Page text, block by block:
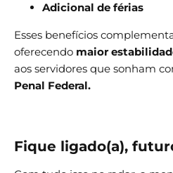
Adicional de férias
Esses benefícios
oferecendo maior
aos servidores que sonham
Penal Federal.
Fique ligado(a),